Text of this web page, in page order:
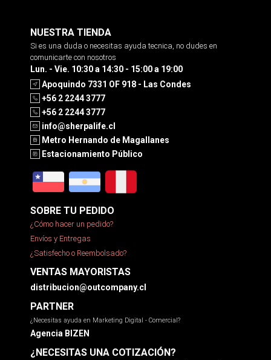
NUESTRA TIENDA
Si es una duda o necesitas ayuda tecnica, no dudes en
comunicarte con nosotros
Lun. - Vie. 10:30 a 14:30 - 15:00 a 19:00
Apoquindo 7331 OF 918 - Las Condes
+56 2 2244 3777
+56 2 2244 3777
info@sherpalife.cl
Metro Hernando de Magallanes
Estacionamiento Público
SOBRE TU PEDIDO
¿Cómo hacer un pedido?
Envíos y Entregas
¿Satisfecho o Reembolsado?
VENTAS MAYORISTAS
distribucion@outcompany.cl
PARTNER
¿Necesitas ayuda en Marketing Digital - Comercial?
Agencia BIZEN
¿NECESITAS UNA COTIZACIÓN?